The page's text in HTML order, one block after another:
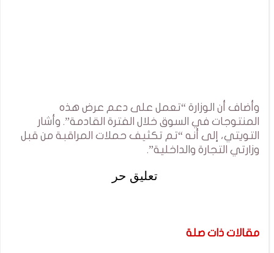
وأضاف أن الوزارة “تعمل على دعم عرض هذه
المنتوجات في السوق خلال الفترة القادمة”. وأشار
التويتي، إلى أنه “تم تكثيف حملات المراقبة من قبل
وزارتي التجارة والداخلية”.
تعليق حر
مقالات ذات صلة